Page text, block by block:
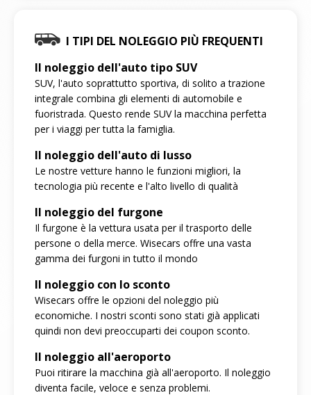
I TIPI DEL NOLEGGIO PIÙ FREQUENTI
Il noleggio dell'auto tipo SUV
SUV, l'auto soprattutto sportiva, di solito a trazione
integrale combina gli elementi di automobile e
fuoristrada. Questo rende SUV la macchina perfetta
per i viaggi per tutta la famiglia.
Il noleggio dell'auto di lusso
Le nostre vetture hanno le funzioni migliori, la
tecnologia più recente e l'alto livello di qualità
Il noleggio del furgone
Il furgone è la vettura usata per il trasporto delle
persone o della merce. Wisecars offre una vasta
gamma dei furgoni in tutto il mondo
Il noleggio con lo sconto
Wisecars offre le opzioni del noleggio più
economiche. I nostri sconti sono stati già applicati
quindi non devi preoccuparti dei coupon sconto.
Il noleggio all'aeroporto
Puoi ritirare la macchina già all'aeroporto. Il noleggio
diventa facile, veloce e senza problemi.